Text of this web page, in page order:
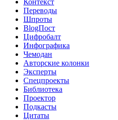
Контекст
Переводы
Шпроты
BlogПост
Цифробалт
Инфографика
Чемодан
Авторские колонки
Эксперты
Спецпроекты
Библиотека
Проектор
Подкасты
Цитаты